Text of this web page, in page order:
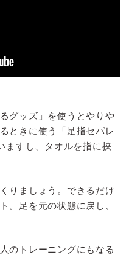
グッズ」を使うとやりや
ときに使う「足指セパレ
ますし、タオルを指に挟
りましょう。できるだけ
。足を元の状態に戻し、
のトレーニングにもなる